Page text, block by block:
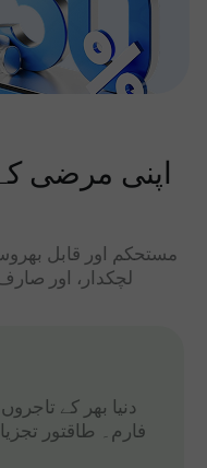
اپنی مرضی
مستحکم اور قابل
لچکدار، اور
دنیا بھر کے
فارم۔ طاقتور